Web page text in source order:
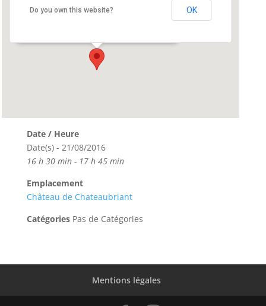
Place du General Charles de Gaulle -
Do you own this website? OK
Date / Heure
Date(s) - 21/08/2016
16 h 30 min - 17 h 45 min
Emplacement
Château de Chateaubriant
CatégoriesPas de Catégories
Mentions légales